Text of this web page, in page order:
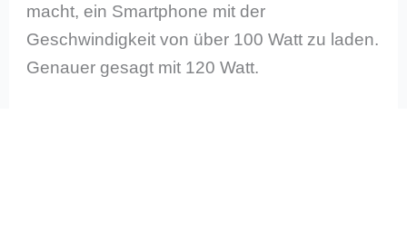
macht, ein Smartphone mit der
Geschwindigkeit von über 100 Watt zu laden.
Genauer gesagt mit 120 Watt.